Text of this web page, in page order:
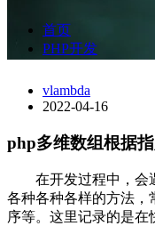
首页
PHP开发
vlambda
2022-04-16
php多维数组根据
在开发过程中，会
各种各种各样的方法，
序等。这里记录的是在